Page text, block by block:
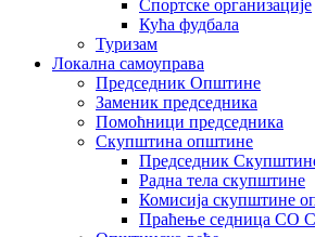
Спортске организације
Кућа фудбала
Туризам
Локална самоуправа
Председник Општине
Заменик председника
Помоћници председника
Скупштина општине
Председник
Радна тела скупштине
Комисија скупштине
Праћење седница СО